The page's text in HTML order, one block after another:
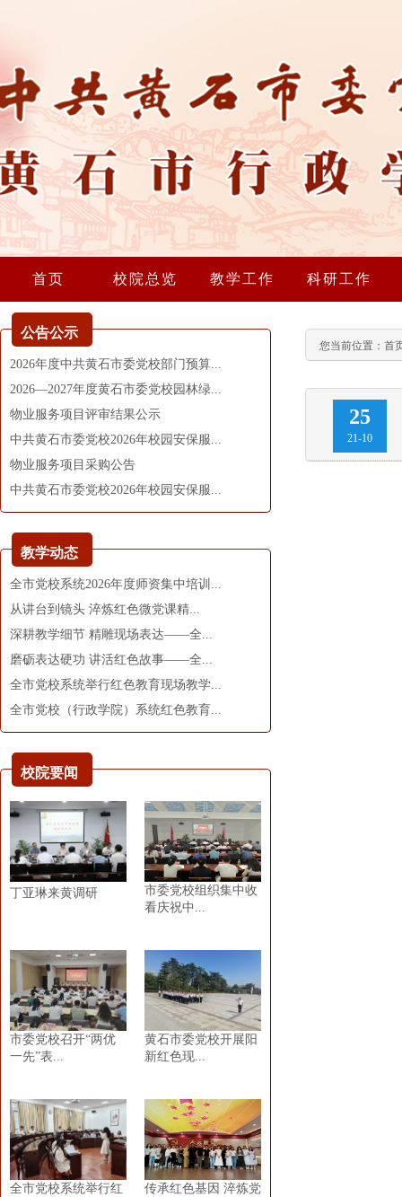
首页 校院总览 教学工作 科研工作
公告公示
2026年度中共黄石市委党校部门预算...
2026—2027年度黄石市委党校园林绿...
物业服务项目评审结果公示
中共黄石市委党校2026年校园安保服...
物业服务项目采购公告
中共黄石市委党校2026年校园安保服...
教学动态
全市党校系统2026年度师资集中培训...
从讲台到镜头 淬炼红色微党课精...
深耕教学细节 精雕现场表达——全...
磨砺表达硬功 讲活红色故事——全...
全市党校系统举行红色教育现场教学...
全市党校（行政学院）系统红色教育...
校院要闻
丁亚琳来黄调研
市委党校组织集中收
看庆祝中...
市委党校召开“两优
一先”表...
黄石市委党校开展阳
新红色现...
全市党校系统举行红
传承红色基因 淬炼党
您当前位置： 首
25
21-10